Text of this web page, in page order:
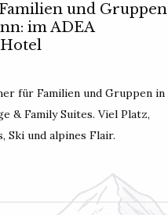
und Gruppen
im ADEA
für Familien und Gruppen in
& Family Suites. Viel Platz,
Ski und alpines Flair.